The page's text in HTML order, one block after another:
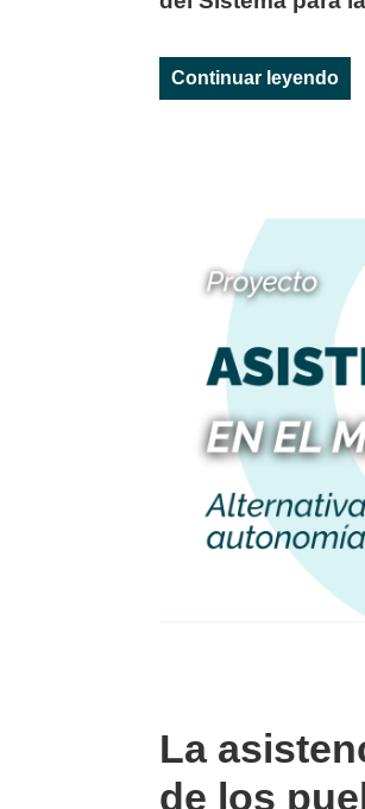
Continuar leyendo
La
de los